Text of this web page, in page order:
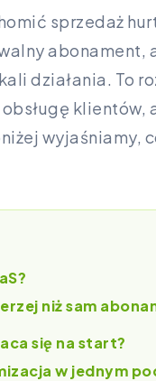
sprzedaż
abonament,
działania. To
klientów,
wyjaśniamy,
niż sam
się na start?
w jednym